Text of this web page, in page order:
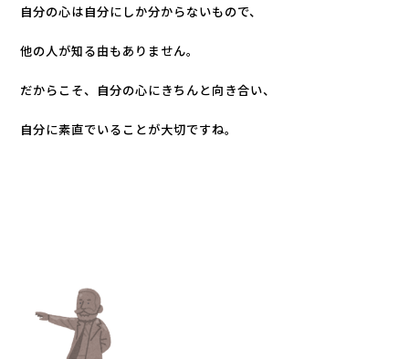
自分の心は自分にしか分からないもので、
他の人が知る由もありません。
だからこそ、自分の心にきちんと向き合い、
自分に素直でいることが大切ですね。